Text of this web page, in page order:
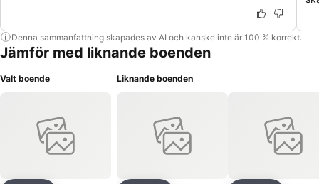
Denna sammanfattning skapades av AI och kanske inte är 100 % korrekt.
Jämför med liknande boenden
Valt boende Liknande boenden